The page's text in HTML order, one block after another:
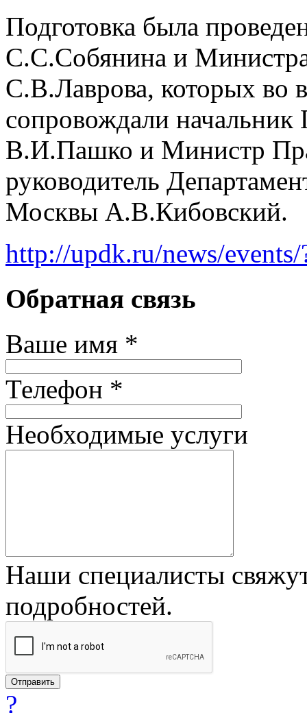
Подготовка была
С.С.Собянина и
С.В.Лаврова, которых во
сопровождали
В.И.Пашко и Министр
руководитель
Москвы А.В.Кибовский.
http://updk.ru/news/
Обратная связь
Ваше имя *
Телефон *
Необходимые услуги
Наши специалисты
подробностей.
?